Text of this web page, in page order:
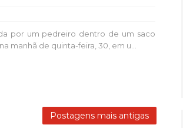
por um pedreiro dentro de um saco
manhã de quinta-feira, 30, em u...
Postagens mais antigas